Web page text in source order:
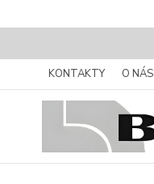
KONTAKTY O NÁS